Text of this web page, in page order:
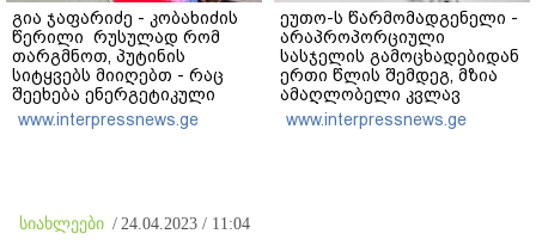
გია ჯაფარიძე - კობახიძის
წერილი რუსულად რომ
თარგმნოთ, პუტინის
სიტყვებს მიიღებთ - რაც
შეეხება ენერგეტიკული
სისტემის პრობლემას,
ნამდვილად ვაპირებ
www.interpressnews.ge
ეუთო-ს წარმომადგენელი -
არაპროპორციული
სასჯელის გამოცხადებიდან
ერთი წლის შემდეგ, მზია
ამაღლობელი კვლავ
პატიმრობაში რჩება -
მოვუწოდებ საქართველოს
www.interpressnews.ge
სიახლეები / 24.04.2023 / 11:04